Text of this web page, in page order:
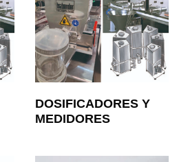
DOSIFICADORES Y
MEDIDORES